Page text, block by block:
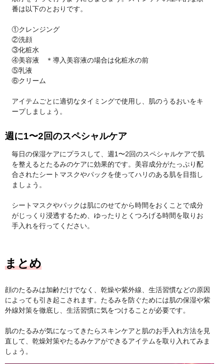
番は以下のとおりです。
①クレンジング
②洗顔
③化粧水
④美容液 ＊導入美容液の場合は化粧水の前
⑤乳液
⑥クリーム
アイテムごとに適切なタイミングで使用し、肌のうるおいをキ
ープしましょう。
週に1〜2回のスペシャルケア
毎日の保湿ケアにプラスして、週1〜2回のスペシャルケアで肌
を整えるとたるみのケアに効果的です。美容成分がたっぷり配
合されたシートマスクやパックを使ってハリのある肌を目指し
ましょう。
シートマスクやパックは肌にのせてから時間をおくことで成分
がじっくり浸透するため、ゆったりとくつろげる時間を取りお
手入れを行ってください。
まとめ
顔のたるみは加齢だけでなく、乾燥や紫外線、生活習慣などの原因
によっても引き起こされます。たるみを防ぐためには肌の保湿や紫
外線対策を徹底し、生活習慣に気をつけることが必要です。
肌のたるみが気になってきたらスキンケアと肌のお手入れ方法を見
直して、乾燥対策やたるみケアができるアイテムを取り入れてみま
しょう。